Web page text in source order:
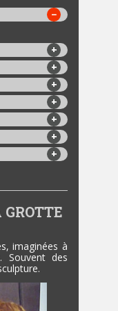
GROTTE
imaginées à
Souvent des